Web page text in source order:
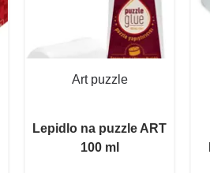
Art puzzle
Lepidlo na puzzle ART
100 ml